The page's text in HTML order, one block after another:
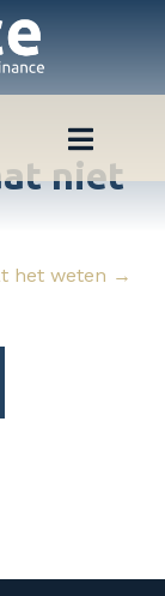
niet
het weten →